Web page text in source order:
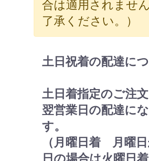
合は適用されませ
了承ください。）
土日祝着の配達に
土日着指定のご注文
翌営業日の配達に
す。
（月曜日着 月曜